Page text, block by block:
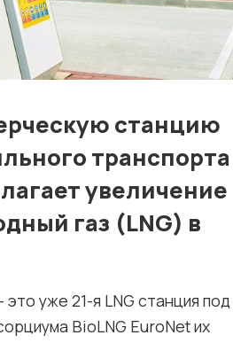
конфиденциальности и cookie
станцию
транспорта
увеличение
газ (LNG) в
уже 21-я LNG станция под
BioLNG EuroNet их